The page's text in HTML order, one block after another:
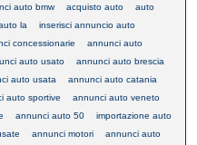
auto bmw acquisto auto
auto
la
inserisci annuncio auto
concessionarie
annunci auto
auto usato
annunci auto brescia
auto usata
annunci auto catania
auto sportive
annunci auto veneto
annunci auto 50
importazione auto
annunci motori
annunci auto